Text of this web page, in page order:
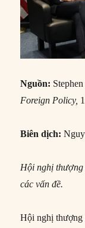
Nguồn:
Foreign Policy,
Biên dịch:
Hội nghị
các vấn đề.
Hội nghị thượng